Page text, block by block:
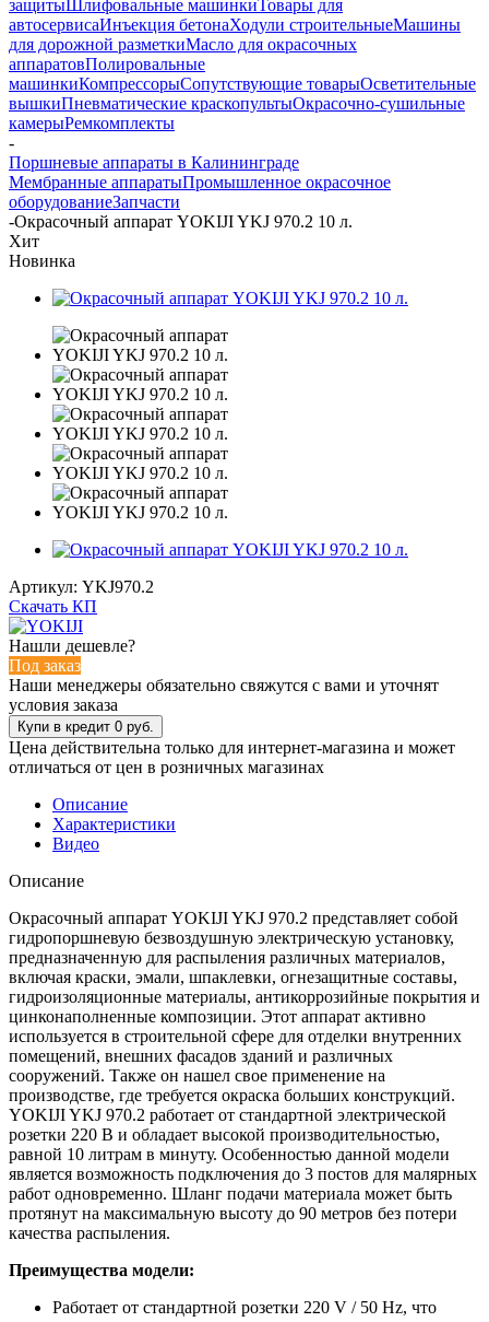
защитыШлифовальные машинкиТовары для
автосервисаИнъекция бетонаХодули строительныеМашины
для дорожной разметкиМасло для окрасочных
аппаратовПолировальные
машинкиКомпрессорыСопутствующие товарыОсветительные
вышкиПневматические краскопультыОкрасочно-сушильные
камерыРемкомплекты
-
Поршневые аппараты в Калининграде
Мембранные аппаратыПромышленное окрасочное
оборудованиеЗапчасти
-Окрасочный аппарат YOKIJI YKJ 970.2 10 л.
Хит
Новинка
Артикул: YKJ970.2
Скачать КП
Нашли дешевле?
Под заказ
Наши менеджеры обязательно свяжутся с вами и уточнят
условия заказа
Цена действительна только для интернет-магазина и может
отличаться от цен в розничных магазинах
Описание
Характеристики
Видео
Описание
Окрасочный аппарат YOKIJI YKJ 970.2 представляет собой
гидропоршневую безвоздушную электрическую установку,
предназначенную для распыления различных материалов,
включая краски, эмали, шпаклевки, огнезащитные составы,
гидроизоляционные материалы, антикоррозийные покрытия и
цинконаполненные композиции. Этот аппарат активно
используется в строительной сфере для отделки внутренних
помещений, внешних фасадов зданий и различных
сооружений. Также он нашел свое применение на
производстве, где требуется окраска больших конструкций.
YOKIJI YKJ 970.2 работает от стандартной электрической
розетки 220 B и обладает высокой производительностью,
равной 10 литрам в минуту. Особенностью данной модели
является возможность подключения до 3 постов для малярных
работ одновременно. Шланг подачи материала может быть
протянут на максимальную высоту до 90 метров без потери
качества распыления.
Преимущества модели:
Работает от стандартной розетки 220 V / 50 Hz, что